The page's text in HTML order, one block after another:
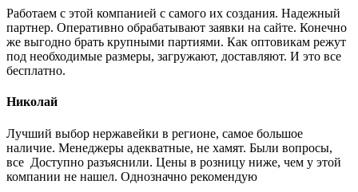
Работаем с этой компанией с самого их создания. Надежный
партнер. Оперативно обрабатывают заявки на сайте. Конечно
же выгодно брать крупными партиями. Как оптовикам режут
под необходимые размеры, загружают, доставляют. И это все
бесплатно.
Николай
Лучший выбор нержавейки в регионе, самое большое
наличие. Менеджеры адекватные, не хамят. Были вопросы,
все Доступно разъяснили. Цены в розницу ниже, чем у этой
компании не нашел. Однозначно рекомендую